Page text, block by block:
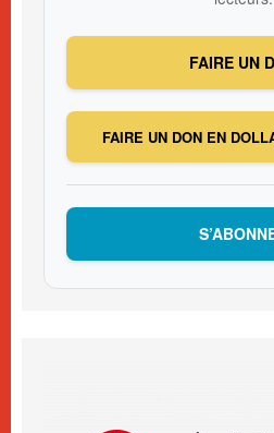
FAIRE UN
FAIRE UN DON EN